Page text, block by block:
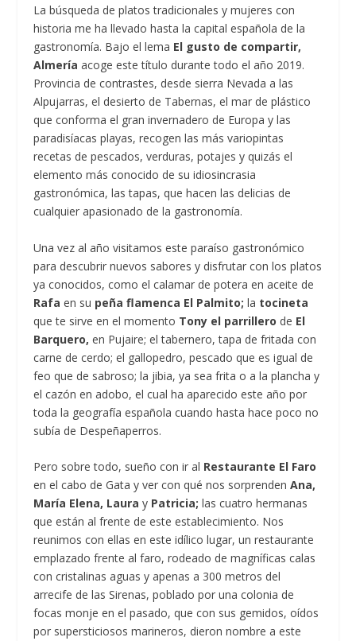
La búsqueda de platos tradicionales y mujeres con
historia me ha llevado hasta la capital española de la
gastronomía. Bajo el lema El gusto de compartir,
Almería acoge este título durante todo el año 2019.
Provincia de contrastes, desde sierra Nevada a las
Alpujarras, el desierto de Tabernas, el mar de plástico
que conforma el gran invernadero de Europa y las
paradisíacas playas, recogen las más variopintas
recetas de pescados, verduras, potajes y quizás el
elemento más conocido de su idiosincrasia
gastronómica, las tapas, que hacen las delicias de
cualquier apasionado de la gastronomía.
Una vez al año visitamos este paraíso gastronómico
para descubrir nuevos sabores y disfrutar con los platos
ya conocidos, como el calamar de potera en aceite de
Rafa en su peña flamenca El Palmito; la tocineta
que te sirve en el momento Tony el parrillero de El
Barquero, en Pujaire; el tabernero, tapa de fritada con
carne de cerdo; el gallopedro, pescado que es igual de
feo que de sabroso; la jibia, ya sea frita o a la plancha y
el cazón en adobo, el cual ha aparecido este año por
toda la geografía española cuando hasta hace poco no
subía de Despeñaperros.
Pero sobre todo, sueño con ir al Restaurante El Faro
en el cabo de Gata y ver con qué nos sorprendenAna,
María Elena, Laura y Patricia; las cuatro hermanas
que están al frente de este establecimiento. Nos
reunimos con ellas en este idílico lugar, un restaurante
emplazado frente al faro, rodeado de magníficas calas
con cristalinas aguas y apenas a 300 metros del
arrecife de las Sirenas, poblado por una colonia de
focas monje en el pasado, que con sus gemidos, oídos
por supersticiosos marineros, dieron nombre a este